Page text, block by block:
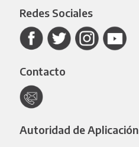
Redes Sociales
Contacto
Autoridad de Aplicación